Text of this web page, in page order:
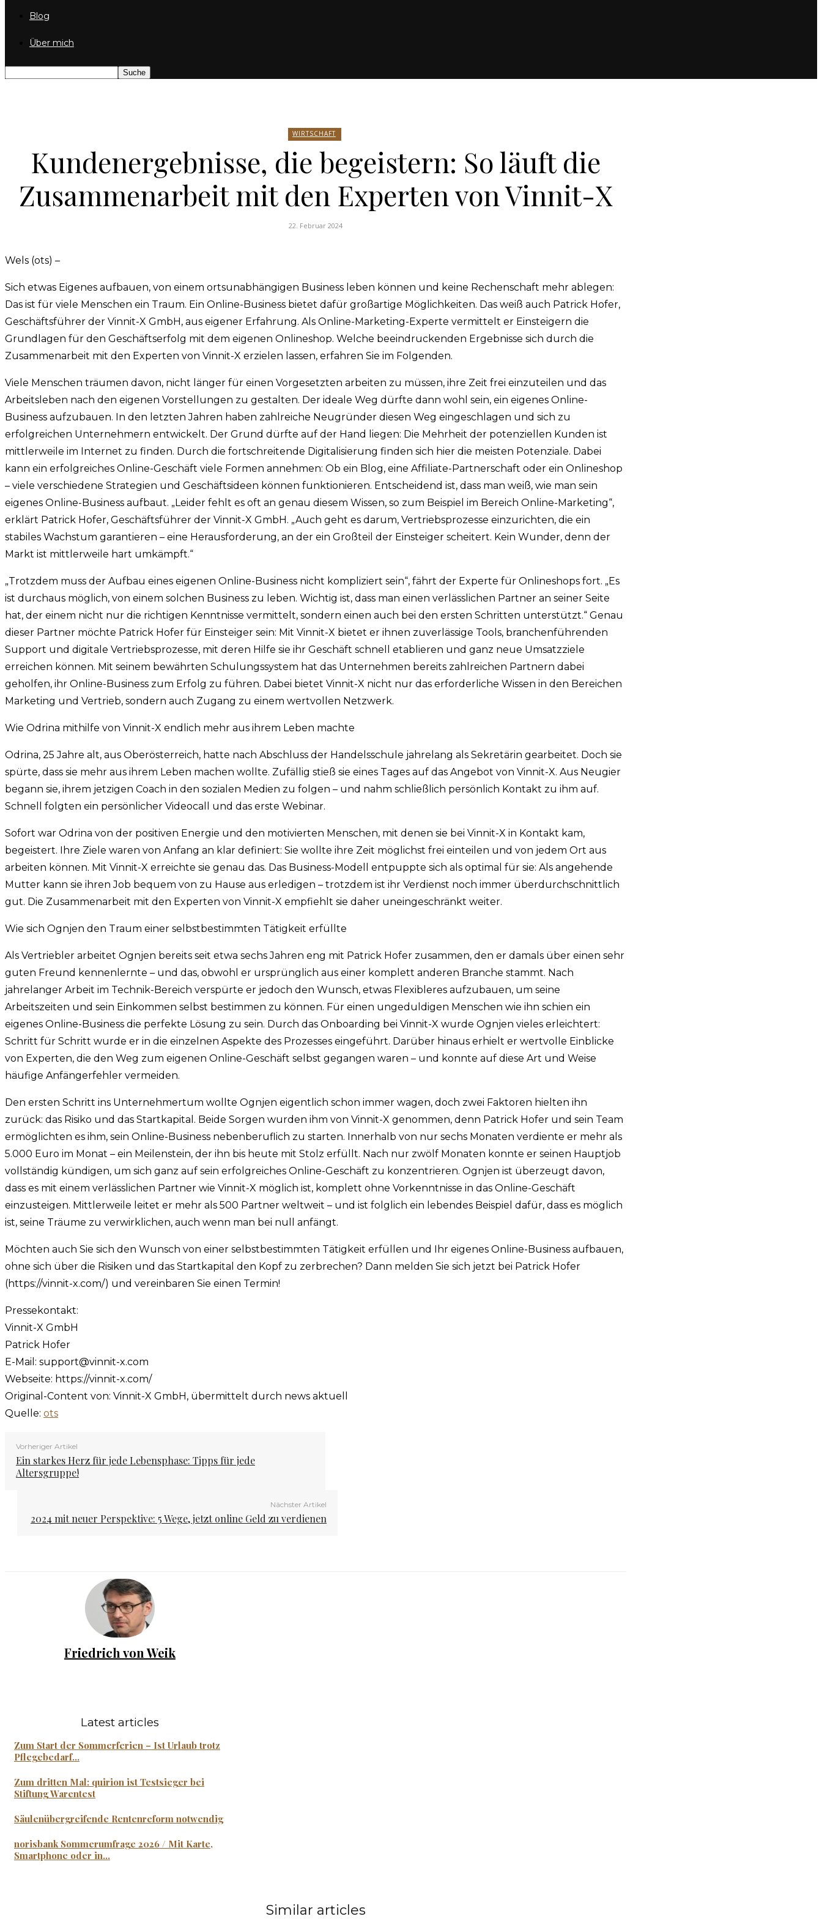
Blog
Über mich
WIRTSCHAFT
Kundenergebnisse, die begeistern: So läuft die
Zusammenarbeit mit den Experten von Vinnit-X
22. Februar 2024
Wels (ots) –
Sich etwas Eigenes aufbauen, von einem ortsunabhängigen Business leben können und keine Rechenschaft mehr ablegen:
Das ist für viele Menschen ein Traum. Ein Online-Business bietet dafür großartige Möglichkeiten. Das weiß auch Patrick Hofer,
Geschäftsführer der Vinnit-X GmbH, aus eigener Erfahrung. Als Online-Marketing-Experte vermittelt er Einsteigern die
Grundlagen für den Geschäftserfolg mit dem eigenen Onlineshop. Welche beeindruckenden Ergebnisse sich durch die
Zusammenarbeit mit den Experten von Vinnit-X erzielen lassen, erfahren Sie im Folgenden.
Viele Menschen träumen davon, nicht länger für einen Vorgesetzten arbeiten zu müssen, ihre Zeit frei einzuteilen und das
Arbeitsleben nach den eigenen Vorstellungen zu gestalten. Der ideale Weg dürfte dann wohl sein, ein eigenes Online-
Business aufzubauen. In den letzten Jahren haben zahlreiche Neugründer diesen Weg eingeschlagen und sich zu
erfolgreichen Unternehmern entwickelt. Der Grund dürfte auf der Hand liegen: Die Mehrheit der potenziellen Kunden ist
mittlerweile im Internet zu finden. Durch die fortschreitende Digitalisierung finden sich hier die meisten Potenziale. Dabei
kann ein erfolgreiches Online-Geschäft viele Formen annehmen: Ob ein Blog, eine Affiliate-Partnerschaft oder ein Onlineshop
– viele verschiedene Strategien und Geschäftsideen können funktionieren. Entscheidend ist, dass man weiß, wie man sein
eigenes Online-Business aufbaut. „Leider fehlt es oft an genau diesem Wissen, so zum Beispiel im Bereich Online-Marketing“,
erklärt Patrick Hofer, Geschäftsführer der Vinnit-X GmbH. „Auch geht es darum, Vertriebsprozesse einzurichten, die ein
stabiles Wachstum garantieren – eine Herausforderung, an der ein Großteil der Einsteiger scheitert. Kein Wunder, denn der
Markt ist mittlerweile hart umkämpft.“
„Trotzdem muss der Aufbau eines eigenen Online-Business nicht kompliziert sein“, fährt der Experte für Onlineshops fort. „Es
ist durchaus möglich, von einem solchen Business zu leben. Wichtig ist, dass man einen verlässlichen Partner an seiner Seite
hat, der einem nicht nur die richtigen Kenntnisse vermittelt, sondern einen auch bei den ersten Schritten unterstützt.“ Genau
dieser Partner möchte Patrick Hofer für Einsteiger sein: Mit Vinnit-X bietet er ihnen zuverlässige Tools, branchenführenden
Support und digitale Vertriebsprozesse, mit deren Hilfe sie ihr Geschäft schnell etablieren und ganz neue Umsatzziele
erreichen können. Mit seinem bewährten Schulungssystem hat das Unternehmen bereits zahlreichen Partnern dabei
geholfen, ihr Online-Business zum Erfolg zu führen. Dabei bietet Vinnit-X nicht nur das erforderliche Wissen in den Bereichen
Marketing und Vertrieb, sondern auch Zugang zu einem wertvollen Netzwerk.
Wie Odrina mithilfe von Vinnit-X endlich mehr aus ihrem Leben machte
Odrina, 25 Jahre alt, aus Oberösterreich, hatte nach Abschluss der Handelsschule jahrelang als Sekretärin gearbeitet. Doch sie
spürte, dass sie mehr aus ihrem Leben machen wollte. Zufällig stieß sie eines Tages auf das Angebot von Vinnit-X. Aus Neugier
begann sie, ihrem jetzigen Coach in den sozialen Medien zu folgen – und nahm schließlich persönlich Kontakt zu ihm auf.
Schnell folgten ein persönlicher Videocall und das erste Webinar.
Sofort war Odrina von der positiven Energie und den motivierten Menschen, mit denen sie bei Vinnit-X in Kontakt kam,
begeistert. Ihre Ziele waren von Anfang an klar definiert: Sie wollte ihre Zeit möglichst frei einteilen und von jedem Ort aus
arbeiten können. Mit Vinnit-X erreichte sie genau das. Das Business-Modell entpuppte sich als optimal für sie: Als angehende
Mutter kann sie ihren Job bequem von zu Hause aus erledigen – trotzdem ist ihr Verdienst noch immer überdurchschnittlich
gut. Die Zusammenarbeit mit den Experten von Vinnit-X empfiehlt sie daher uneingeschränkt weiter.
Wie sich Ognjen den Traum einer selbstbestimmten Tätigkeit erfüllte
Als Vertriebler arbeitet Ognjen bereits seit etwa sechs Jahren eng mit Patrick Hofer zusammen, den er damals über einen sehr
guten Freund kennenlernte – und das, obwohl er ursprünglich aus einer komplett anderen Branche stammt. Nach
jahrelanger Arbeit im Technik-Bereich verspürte er jedoch den Wunsch, etwas Flexibleres aufzubauen, um seine
Arbeitszeiten und sein Einkommen selbst bestimmen zu können. Für einen ungeduldigen Menschen wie ihn schien ein
eigenes Online-Business die perfekte Lösung zu sein. Durch das Onboarding bei Vinnit-X wurde Ognjen vieles erleichtert:
Schritt für Schritt wurde er in die einzelnen Aspekte des Prozesses eingeführt. Darüber hinaus erhielt er wertvolle Einblicke
von Experten, die den Weg zum eigenen Online-Geschäft selbst gegangen waren – und konnte auf diese Art und Weise
häufige Anfängerfehler vermeiden.
Den ersten Schritt ins Unternehmertum wollte Ognjen eigentlich schon immer wagen, doch zwei Faktoren hielten ihn
zurück: das Risiko und das Startkapital. Beide Sorgen wurden ihm von Vinnit-X genommen, denn Patrick Hofer und sein Team
ermöglichten es ihm, sein Online-Business nebenberuflich zu starten. Innerhalb von nur sechs Monaten verdiente er mehr als
5.000 Euro im Monat – ein Meilenstein, der ihn bis heute mit Stolz erfüllt. Nach nur zwölf Monaten konnte er seinen Hauptjob
vollständig kündigen, um sich ganz auf sein erfolgreiches Online-Geschäft zu konzentrieren. Ognjen ist überzeugt davon,
dass es mit einem verlässlichen Partner wie Vinnit-X möglich ist, komplett ohne Vorkenntnisse in das Online-Geschäft
einzusteigen. Mittlerweile leitet er mehr als 500 Partner weltweit – und ist folglich ein lebendes Beispiel dafür, dass es möglich
ist, seine Träume zu verwirklichen, auch wenn man bei null anfängt.
Möchten auch Sie sich den Wunsch von einer selbstbestimmten Tätigkeit erfüllen und Ihr eigenes Online-Business aufbauen,
ohne sich über die Risiken und das Startkapital den Kopf zu zerbrechen? Dann melden Sie sich jetzt bei Patrick Hofer
(https://vinnit-x.com/) und vereinbaren Sie einen Termin!
Pressekontakt:
Vinnit-X GmbH
Patrick Hofer
E-Mail: support@vinnit-x.com
Webseite: https://vinnit-x.com/
Original-Content von: Vinnit-X GmbH, übermittelt durch news aktuell
Quelle: ots
Vorheriger Artikel
Ein starkes Herz für jede Lebensphase: Tipps für jede
Altersgruppe!
Nächster Artikel
2024 mit neuer Perspektive: 5 Wege, jetzt online Geld zu verdienen
Friedrich von Weik
Latest articles
Zum Start der Sommerferien – Ist Urlaub trotz
Pflegebedarf...
Zum dritten Mal: quirion ist Testsieger bei
Stiftung Warentest
Säulenübergreifende Rentenreform notwendig
norisbank Sommerumfrage 2026 / Mit Karte,
Smartphone oder in...
Similar articles